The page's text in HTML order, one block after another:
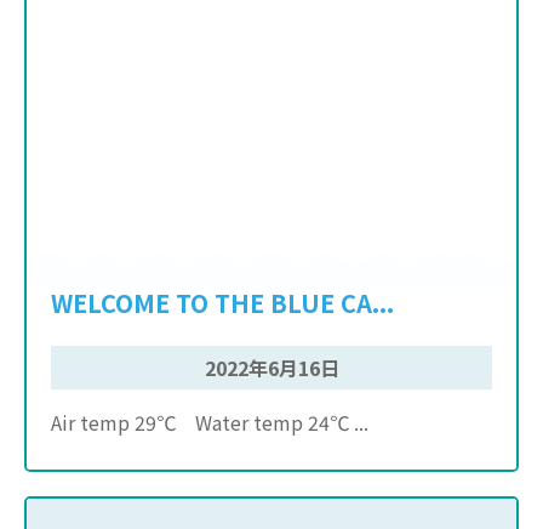
WELCOME TO THE BLUE CA...
2022年6月16日
Air temp 29℃ Water temp 24℃ ...